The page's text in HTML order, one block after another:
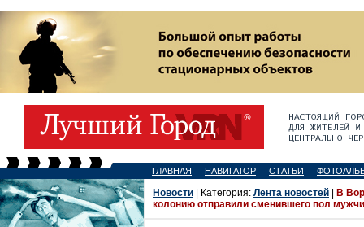
ГЛАВНАЯ НАВИГАТОР СТАТЬИ
Новости | Категория: Лента новостей
В
колонию отправили сменившего пол